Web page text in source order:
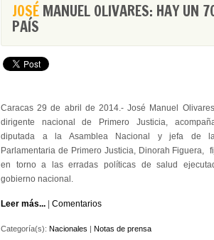
JOSÉ MANUEL OLIVARES: HAY UN
PAÍS
Caracas 29 de abril de 2014.- José Manuel
dirigente nacional de Primero Justicia,
diputada a la Asamblea Nacional y jefa de
Parlamentaria de Primero Justicia, Dinorah Figuera,
en torno a las erradas políticas de salud
gobierno nacional.
Leer más... Comentarios
Categoría(s): Nacionales | Notas de prensa